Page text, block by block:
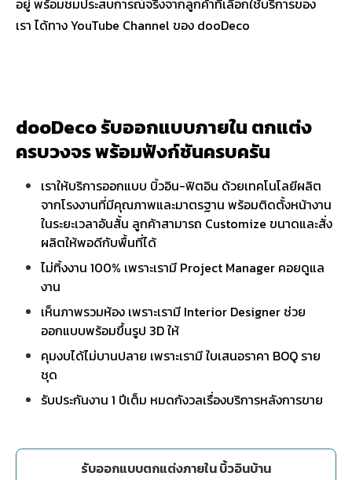
อยู่ พร้อมชมประสบการณ์จริงจากลูกค้าที่เลือกใช้บริการของ
เรา ได้ทาง YouTube Channel ของ dooDeco
dooDeco รับออกแบบภายใน ตกแต่ง
ครบวงจร พร้อมฟังก์ชันครบครัน
เราให้บริการออกแบบ บิ้วอิน-ฟิตอิน ด้วยเทคโนโลยีผลิต
จากโรงงานที่มีคุณภาพและมาตรฐาน พร้อมติดตั้งหน้างาน
ในระยะเวลาอันสั้น ลูกค้าสามารถ Customize ขนาดและสั่ง
ผลิตให้พอดีกับพื้นที่ได้
ไม่ทิ้งงาน 100% เพราะเรามี Project Manager คอยดูแล
งาน
เห็นภาพรวมห้อง เพราะเรามี Interior Designer ช่วย
ออกแบบพร้อมขึ้นรูป 3D ให้
คุมงบได้ไม่บานปลาย เพราะเรามี ใบเสนอราคา BOQ ราย
ชุด
รับประกันงาน 1 ปีเต็ม หมดกังวลเรื่องบริการหลังการขาย
รับออกแบบตกแต่งภายใน บิ้วอินบ้าน